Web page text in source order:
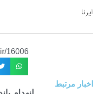
ایرنا
16006
اخبار مرتبط